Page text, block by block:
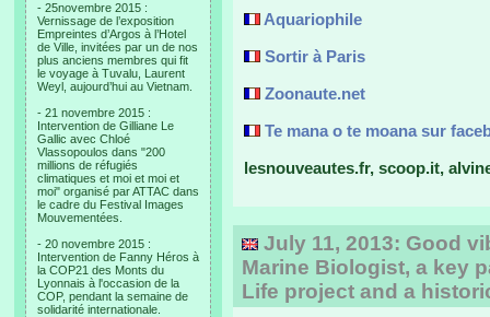
- 25novembre 2015 :
Vernissage de l’exposition
Empreintes d’Argos à l’Hotel
de Ville, invitées par un de nos
plus anciens membres qui fit
le voyage à Tuvalu, Laurent
Weyl, aujourd’hui au Vietnam.
- 21 novembre 2015 :
Intervention de Gilliane Le
Gallic avec Chloé
Vlassopoulos dans "200
millions de réfugiés
climatiques et moi et moi et
moi" organisé par ATTAC dans
le cadre du Festival Images
Mouvementées.
- 20 novembre 2015 :
Intervention de Fanny Héros à
la COP21 des Monts du
Lyonnais à l'occasion de la
COP, pendant la semaine de
solidarité internationale.
Aquariophile
Sortir à Paris
Zoonaute.net
Te mana o te moana sur
lesnouveautes.fr, scoop.it,
July 11, 2013: Good
Marine Biologist, a key
Life project and a